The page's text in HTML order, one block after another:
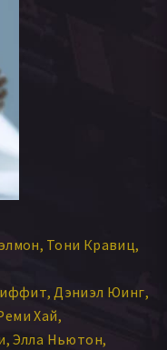
Тони Кравиц
Дэниэл Юинг
Хай
Элла Ньютон